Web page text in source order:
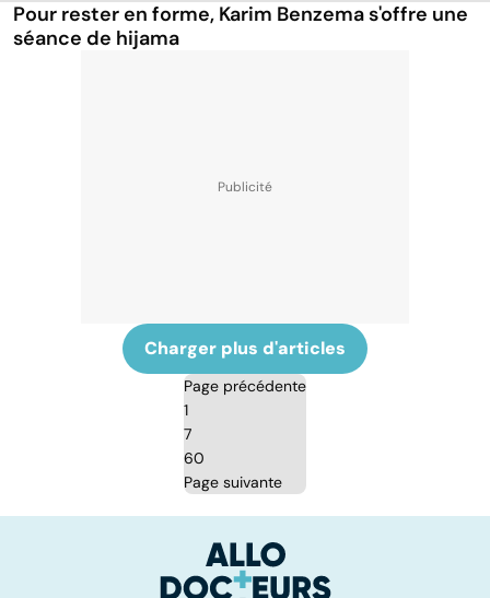
Pour rester en forme, Karim Benzema s'offre une
séance de hijama
Charger plus d'articles
Page précédente
1
7
60
Page suivante